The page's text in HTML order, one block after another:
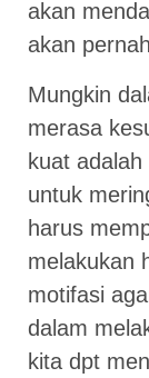
akan
akan
Mungkin
merasa
kuat
untuk
harus
melakukan
motifasi
dalam
kita dpt